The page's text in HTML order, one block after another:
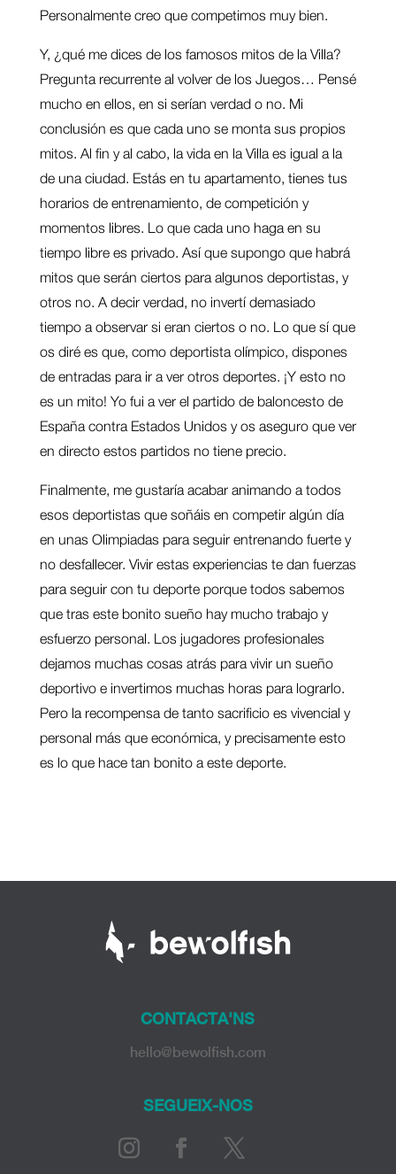
Personalmente creo que competimos muy bien.
Y, ¿qué me dices de los famosos mitos de la Villa?
Pregunta recurrente al volver de los Juegos… Pensé
mucho en ellos, en si serían verdad o no. Mi
conclusión es que cada uno se monta sus propios
mitos. Al fin y al cabo, la vida en la Villa es igual a la
de una ciudad. Estás en tu apartamento, tienes tus
horarios de entrenamiento, de competición y
momentos libres. Lo que cada uno haga en su
tiempo libre es privado. Así que supongo que habrá
mitos que serán ciertos para algunos deportistas, y
otros no. A decir verdad, no invertí demasiado
tiempo a observar si eran ciertos o no. Lo que sí que
os diré es que, como deportista olímpico, dispones
de entradas para ir a ver otros deportes. ¡Y esto no
es un mito! Yo fui a ver el partido de baloncesto de
España contra Estados Unidos y os aseguro que ver
en directo estos partidos no tiene precio.
Finalmente, me gustaría acabar animando a todos
esos deportistas que soñáis en competir algún día
en unas Olimpiadas para seguir entrenando fuerte y
no desfallecer. Vivir estas experiencias te dan fuerzas
para seguir con tu deporte porque todos sabemos
que tras este bonito sueño hay mucho trabajo y
esfuerzo personal. Los jugadores profesionales
dejamos muchas cosas atrás para vivir un sueño
deportivo e invertimos muchas horas para lograrlo.
Pero la recompensa de tanto sacrificio es vivencial y
personal más que económica, y precisamente esto
es lo que hace tan bonito a este deporte.
CONTACTA'NS
hello@bewolfish.com
SEGUEIX-NOS